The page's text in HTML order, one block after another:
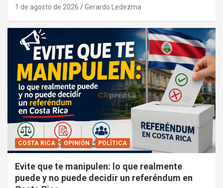
1 de agosto de 2026 Gerardo Ledezma
COSTA RICA OPINIÓN POLÍTICA
Evite que te manipulen: lo que realmente
puede y no puede decidir un referéndum en